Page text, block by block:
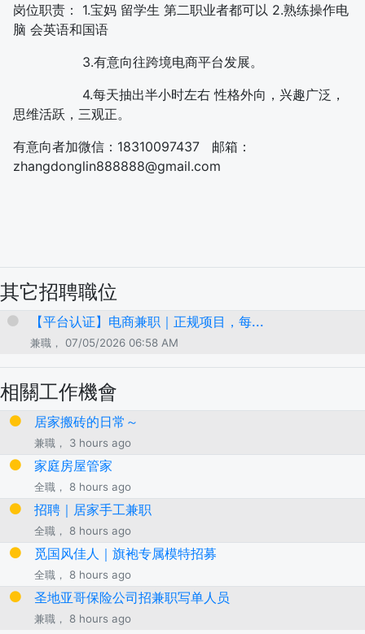
岗位职责： 1.宝妈 留学生 第二职业者都可以 2.熟练操作电
脑 会英语和国语
3.有意向往跨境电商平台发展。
4.每天抽出半小时左右 性格外向，兴趣广泛，
思维活跃，三观正。
有意向者加微信：18310097437 邮箱：
zhangdonglin888888@gmail.com
其它招聘職位
【平台认证】电商兼职｜正规项目，每...
兼職， 07/05/2026 06:58 AM
相關工作機會
居家搬砖的日常～
兼職， 3 hours ago
家庭房屋管家
全職， 8 hours ago
招聘｜居家手工兼职
全職， 8 hours ago
觅国风佳人｜旗袍专属模特招募
全職， 8 hours ago
圣地亚哥保险公司招兼职写单人员
兼職， 8 hours ago